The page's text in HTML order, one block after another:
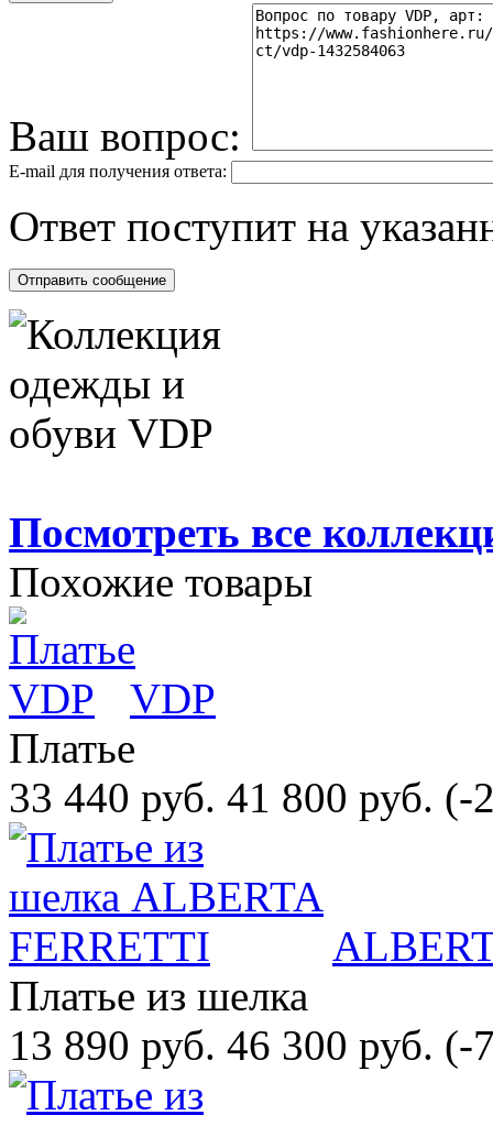
Ваш вопрос:
E-mail для получения ответа:
Ответ поступит на
Посмотреть все
Похожие товары
VDP
Платье
33 440 руб. 41 800 руб. (-
Платье из шелка
13 890 руб. 46 300 руб. (-